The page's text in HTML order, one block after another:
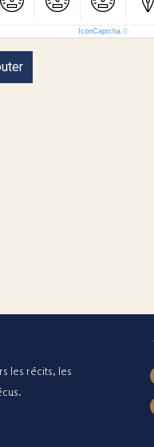
IconCaptcha ©
les récits, les